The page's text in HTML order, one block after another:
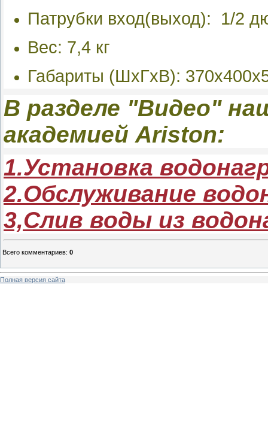
Патрубки вход(выход): 1/2
Вес: 7,4 кг
Габариты (ШхГхВ):
В разделе "Видео"
академией Ariston:
1.Установка
2.Обслуживание
3,Слив воды из
Всего комментариев: 0
Полная версия сайта